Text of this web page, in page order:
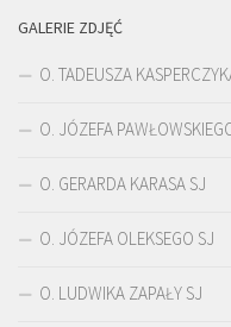
GALERIE ZDJĘĆ
O. TADEUSZA
O. JÓZEFA
O. GERARDA KARASA SJ
O. JÓZEFA OLEKSEGO SJ
O. LUDWIKA ZAPAŁY SJ